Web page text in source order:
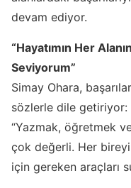
devam ediyor.
“Hayatımın Her
Seviyorum”
Simay Ohara,
sözlerle dile getiriyor:
“Yazmak, öğretmek
çok değerli. Her
için gereken araçları